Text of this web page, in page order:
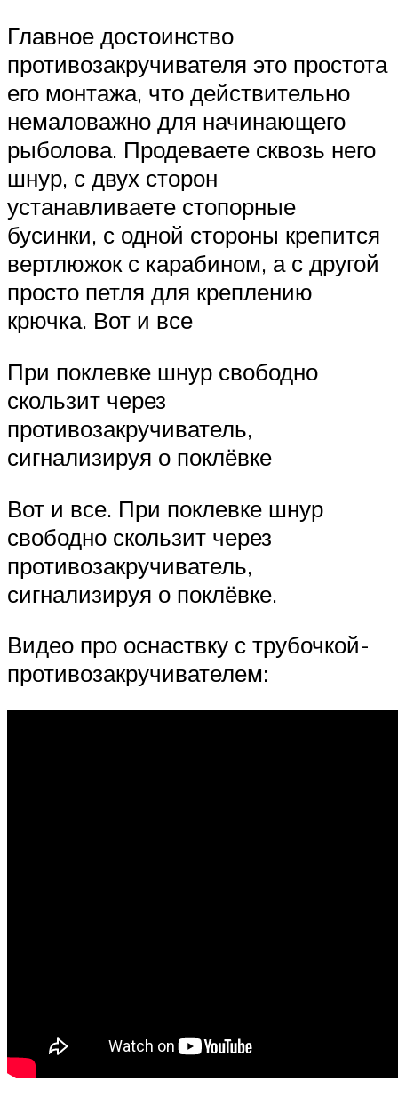
Главное достоинство
противозакручивателя это простота
его монтажа, что действительно
немаловажно для начинающего
рыболова. Продеваете сквозь него
шнур, с двух сторон
устанавливаете стопорные
бусинки, с одной стороны крепится
вертлюжок с карабином, а с другой
просто петля для креплению
крючка. Вот и все
При поклевке шнур свободно
скользит через
противозакручиватель,
сигнализируя о поклёвке
Вот и все. При поклевке шнур
свободно скользит через
противозакручиватель,
сигнализируя о поклёвке.
Видео про оснаствку с трубочкой-
противозакручивателем: